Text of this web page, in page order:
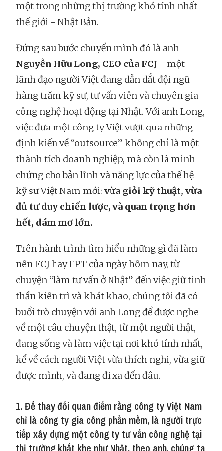
một trong những thị trường khó tính nhất
thế giới - Nhật Bản.
Đứng sau bước chuyển mình đó là anh
Nguyễn Hữu Long, CEO của FCJ - một
lãnh đạo người Việt đang dẫn dắt đội ngũ
hàng trăm kỹ sư, tư vấn viên và chuyên gia
công nghệ hoạt động tại Nhật. Với anh Long,
việc đưa một công ty Việt vượt qua những
định kiến về “outsource” không chỉ là một
thành tích doanh nghiệp, mà còn là minh
chứng cho bản lĩnh và năng lực của thế hệ
kỹ sư Việt Nam mới: vừa giỏi kỹ thuật, vừa
đủ tư duy chiến lược, và quan trọng hơn
hết, dám mơ lớn.
Trên hành trình tìm hiểu những gì đã làm
nên FCJ hay FPT của ngày hôm nay, từ
chuyện “làm tư vấn ở Nhật” đến việc giữ tinh
thần kiên trì và khát khao, chúng tôi đã có
buổi trò chuyện với anh Long để được nghe
về một câu chuyện thật, từ một người thật,
đang sống và làm việc tại nơi khó tính nhất,
kể về cách người Việt vừa thích nghi, vừa giữ
được mình, và đang đi xa đến đâu.
1. Để thay đổi quan điểm rằng công ty Việt Nam
chỉ là công ty gia công phần mềm, là người trực
tiếp xây dựng một công ty tư vấn công nghệ tại
thị trường khắt khe như Nhật, theo anh, chúng ta